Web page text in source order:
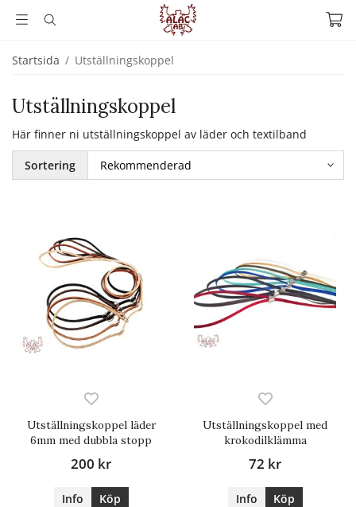
Startsida / Utställningskoppel
Utställningskoppel
Här finner ni utställningskoppel av läder och textilband
Sortering
Utställningskoppel läder
6mm med dubbla stopp
200 kr
Info Köp
Utställningskoppel med
krokodilklämma
72 kr
Info Köp